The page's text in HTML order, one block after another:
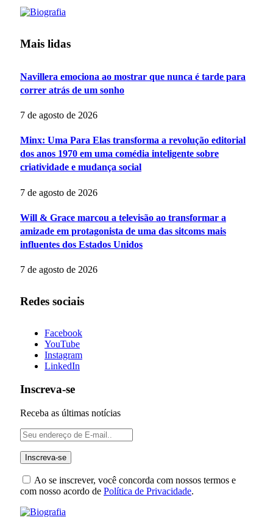
Mais lidas
Navillera emociona ao mostrar que nunca é tarde para
correr atrás de um sonho
7 de agosto de 2026
Minx: Uma Para Elas transforma a revolução editorial
dos anos 1970 em uma comédia inteligente sobre
criatividade e mudança social
7 de agosto de 2026
Will & Grace marcou a televisão ao transformar a
amizade em protagonista de uma das sitcoms mais
influentes dos Estados Unidos
7 de agosto de 2026
Redes sociais
Facebook
YouTube
Instagram
LinkedIn
Inscreva-se
Receba as últimas notícias
Ao se inscrever, você concorda com nossos termos e
com nosso acordo de Política de Privacidade.